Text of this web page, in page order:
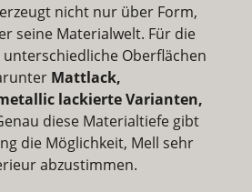
nicht nur über Form,
seine Materialwelt. Für die
Oberflächen
Mattlack,
lackierte Varianten,
diese Materialtiefe gibt
die Möglichkeit, Mell sehr
abzustimmen.